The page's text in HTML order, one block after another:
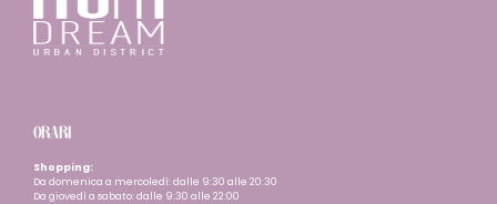
ORARI
Shopping:
Da domenica a mercoledì: dalle 9:30 alle 20:30
Da giovedì a sabato: dalle 9:30 alle 22:00